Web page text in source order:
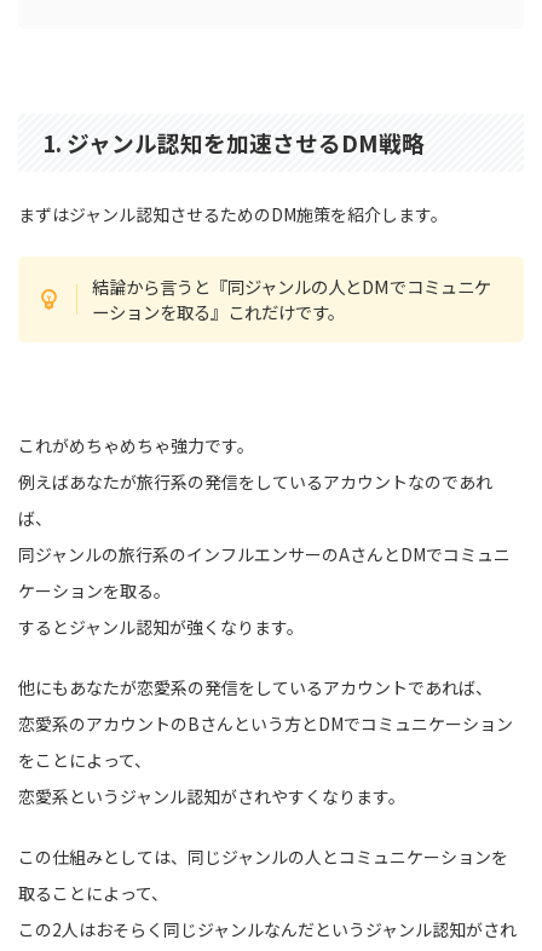
1. ジャンル認知を加速させるDM戦略
まずはジャンル認知させるためのDM施策を紹介します。
結論から言うと『同ジャンルの人とDMでコミュニケ
ーションを取る』これだけです。
これがめちゃめちゃ強力です。
例えばあなたが旅行系の発信をしているアカウントなのであれ
ば、
同ジャンルの旅行系のインフルエンサーのAさんとDMでコミュニ
ケーションを取る。
するとジャンル認知が強くなります。
他にもあなたが恋愛系の発信をしているアカウントであれば、
恋愛系のアカウントのBさんという方とDMでコミュニケーション
をことによって、
恋愛系というジャンル認知がされやすくなります。
この仕組みとしては、同じジャンルの人とコミュニケーションを
取ることによって、
この2人はおそらく同じジャンルなんだというジャンル認知がされ